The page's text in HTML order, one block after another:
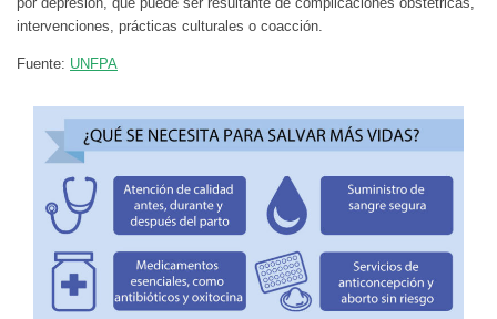
intervenciones, prácticas culturales o coacción.
Fuente: UNFPA